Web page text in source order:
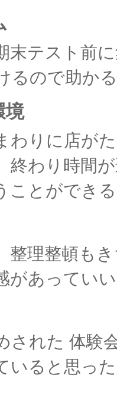
末テスト前
るので助かる
境
わりに店が
終わり時間
ことができ
整理整頓も
があっていい
された 体験
いると思っ